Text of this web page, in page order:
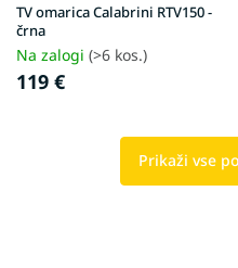
TV omarica Calabrini RTV150 -
črna
Na zalogi (>6 kos.)
119 €
Prikaži vse